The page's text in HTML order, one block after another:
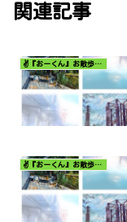
関連記事
✌️『おーくん』お散歩日記〜どんな出会いがあるだろう〜
✌️『おーくん』お散歩日記〜どんな出会いがあるだろう〜